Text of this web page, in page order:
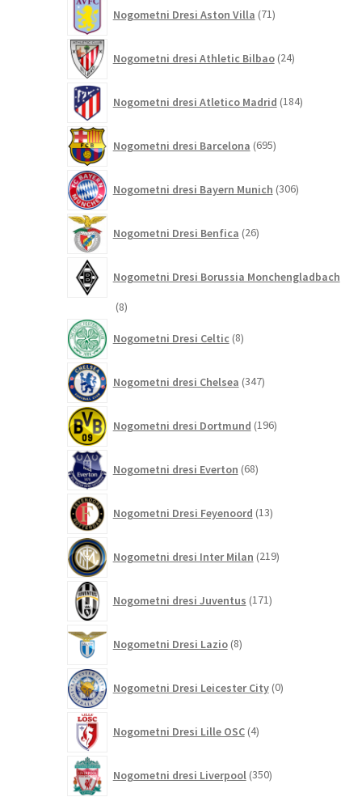
Nogometni Dresi Aston Villa 71izdelkov
Nogometni dresi Athletic Bilbao 24izdelkov
Nogometni dresi Atletico Madrid 184izdelkov
Nogometni dresi Barcelona 695izdelkov
Nogometni dresi Bayern Munich 306izdelkov
Nogometni Dresi Benfica 26izdelkov
Nogometni Dresi Borussia Monchengladbach
88
Nogometni Dresi Celtic 8izdelkov
Nogometni dresi Chelsea 347izdelkov
Nogometni dresi Dortmund 196izdelkov
Nogometni dresi Everton 68izdelkov
Nogometni Dresi Feyenoord 13izdelkov
Nogometni dresi Inter Milan 219izdelkov
Nogometni dresi Juventus 171izdelkov
Nogometni Dresi Lazio 8izdelkov
Nogometni Dresi Leicester City 0izdelkov
Nogometni Dresi Lille OSC 4izdelki
Nogometni dresi Liverpool 350izdelkov